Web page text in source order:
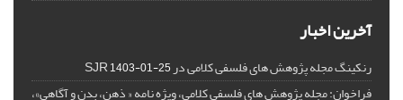
آخرین اخبار
رنکینگ مجله پژوهش های فلسفی کلامی در SJR1403-01-25
فراخوان: مجله پژوهش های فلسفی کلامی، ویژه نامه « ذهن، بدن و آگاهی»،